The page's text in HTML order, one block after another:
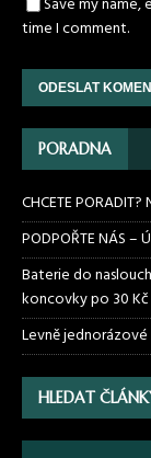
time I comment.
PORADNA
CHCETE PORADIT?
PODPOŘTE NÁS –
Baterie do
koncovky po 30 Kč
Levně
HLEDAT